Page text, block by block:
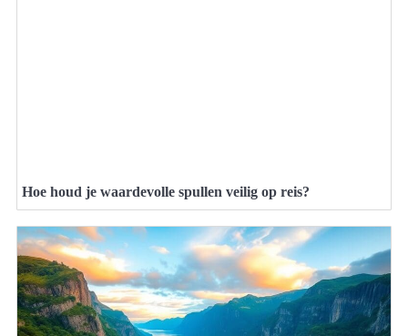
Hoe houd je waardevolle spullen veilig op reis?